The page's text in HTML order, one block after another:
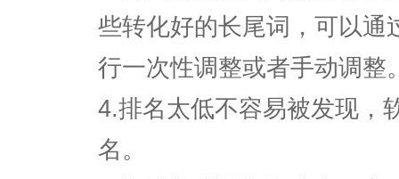
些转化好的长尾词，可以通
行一次性调整或者手动调整
4.排名太低不容易被发现，
名。